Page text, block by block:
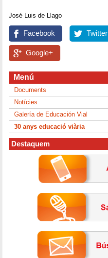
José Luis de Llago
Facebook Twitter
Google+
Menú
Documents
Notícies
Galería de Educación Vial
30 anys educació viària
Destaquem